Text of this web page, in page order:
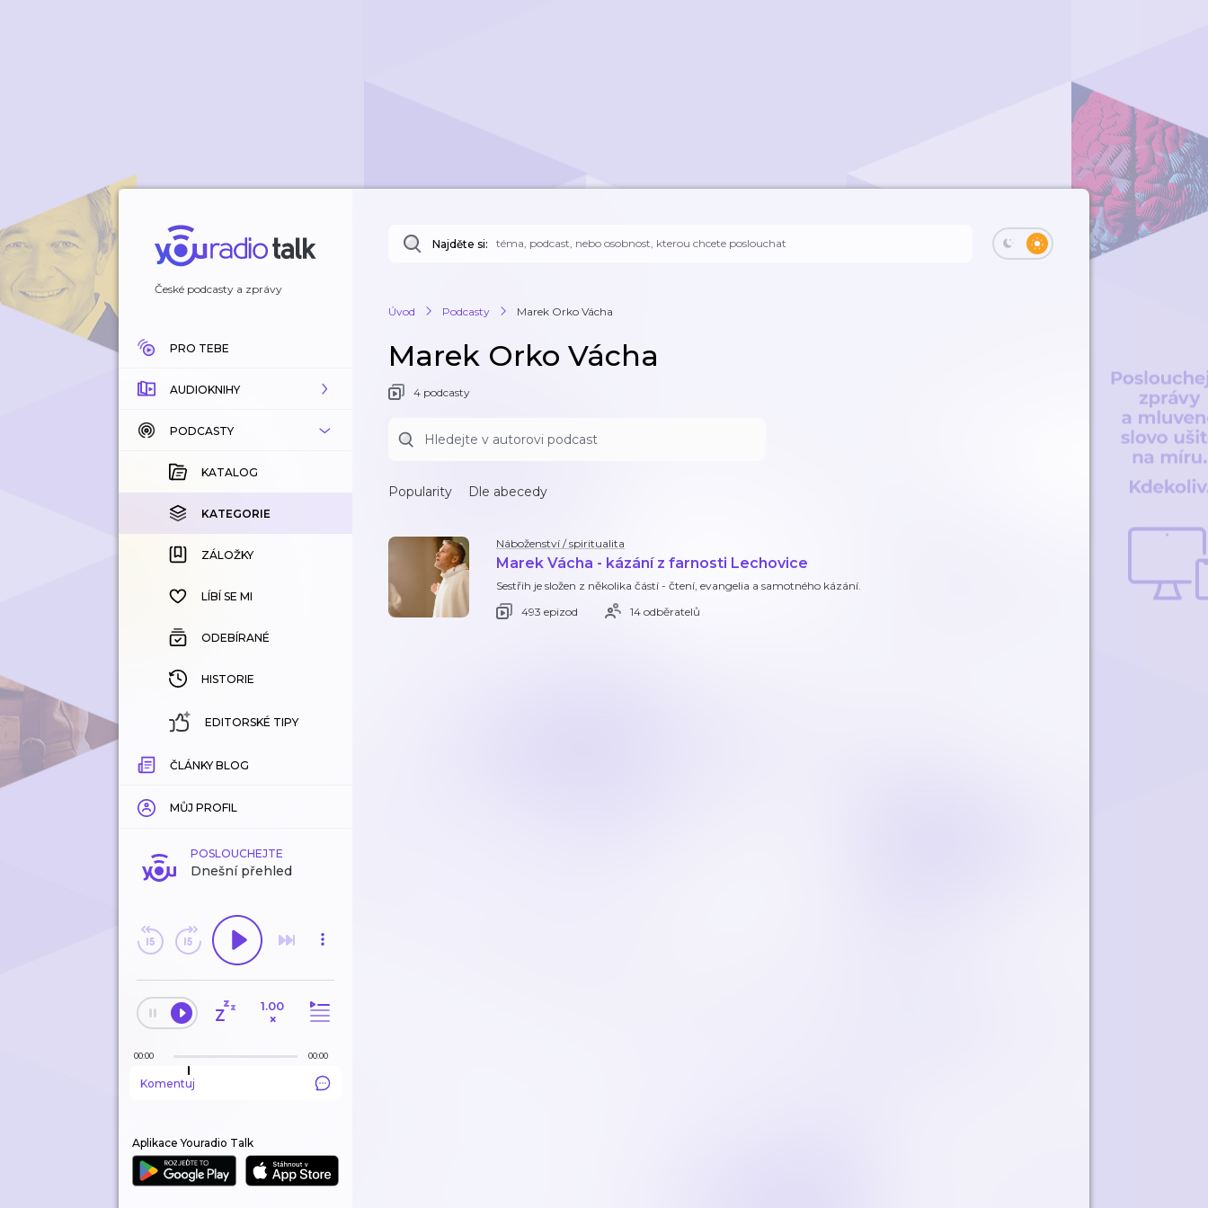
České podcasty a zprávy
PRO TEBE
AUDIOKNIHY
KATALOG
KOUPENÉ
KATEGORIE
ZÁLOŽKY
HISTORIE
PODCASTY
KATALOG
KATEGORIE
ZÁLOŽKY
LÍBÍ SE MI
ODEBÍRANÉ
HISTORIE
EDITORSKÉ TIPY
ČLÁNKY BLOG
MŮJ PROFIL
POSLOUCHEJTE
Dnešní přehled
1.00
×
00:00 00:00
Komentuj
Aplikace Youradio Talk
Najděte si:
Úvod Podcasty Marek Orko Vácha
Marek Orko Vácha
4 podcasty
Popularity Dle abecedy
Náboženství / spiritualita
Marek Vácha - kázání z farnosti Lechovice
Sestřih je složen z několika částí - čtení, evangelia a samotného kázání.
493 epizod
14 odběratelů